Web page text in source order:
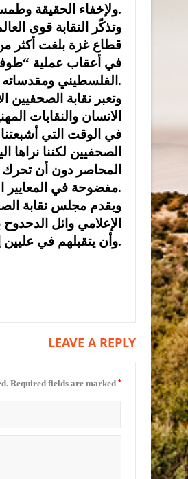
ولإخفاء الحقيقة وطمس معالم هذه البشاعات التي لم يعرف لها التاريخ مثيلا.
وتذكّر النقابة قوى
في أعقاب عملية
الفلسطيني ومقدساته.
وتعبر نقابة
الانسان والنقابات
في الوقت التي
الصحفيين لكننا
المحاصر دون أن
مفضوحة في المعايير التي تنادى بها.
ويقدم مجلس نقابة
الإعلامي وائل
وأن يتقبلهم في عليين إنه سميع مجيب الدعوات.
LEAVE A REPLY
Required fields are marked *